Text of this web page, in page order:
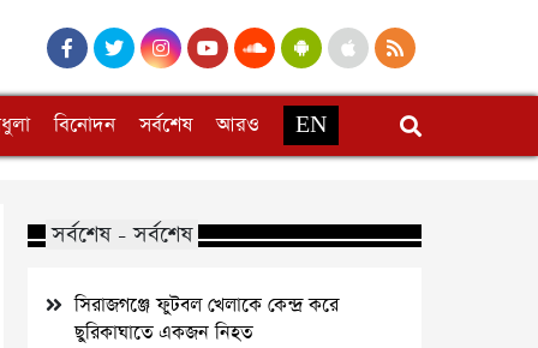
বিনোদন সর্বশেষ আরও EN
সর্বশেষ - সর্বশেষ
সিরাজগঞ্জে ফুটবল খেলাকে কেন্দ্র করে
ছুরিকাঘাতে একজন নিহত